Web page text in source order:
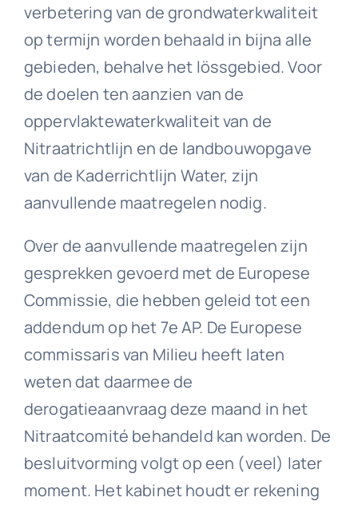
verbetering van de grondwaterkwaliteit
op termijn worden behaald in bijna alle
gebieden, behalve het lössgebied. Voor
de doelen ten aanzien van de
oppervlaktewaterkwaliteit van de
Nitraatrichtlijn en de landbouwopgave
van de Kaderrichtlijn Water, zijn
aanvullende maatregelen nodig.
Over de aanvullende maatregelen zijn
gesprekken gevoerd met de Europese
Commissie, die hebben geleid tot een
addendum op het 7e AP. De Europese
commissaris van Milieu heeft laten
weten dat daarmee de
derogatieaanvraag deze maand in het
Nitraatcomité behandeld kan worden. De
besluitvorming volgt op een (veel) later
moment. Het kabinet houdt er rekening